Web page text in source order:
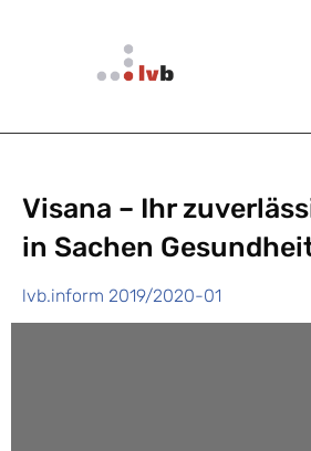
Visana – Ihr
in Sachen
lvb.inform 2019/2020-01